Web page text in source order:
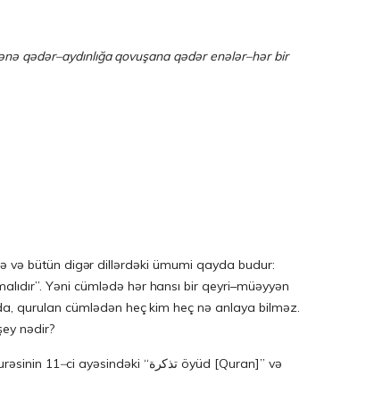
qədər–aydınlığa qovuşana qədər enələr–hər bir
və bütün digər dillərdəki ümumi qayda budur:
Yəni cümlədə hər hansı bir qeyri–müəyyən
qurulan cümlədən heç kim heç nə anlaya bilməz.
nədir?
11–ci ayəsindəki “تذكرة öyüd [Quran]” və